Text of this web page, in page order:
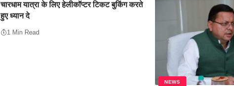
चारधाम यात्रा के लिए हेलीकॉप्टर टिकट बुकिंग करते
हुए ध्यान दे
1 Min Read
NEWS